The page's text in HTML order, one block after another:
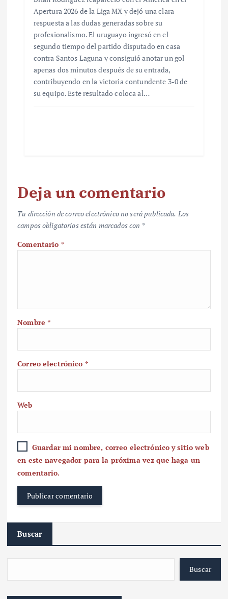
Apertura 2026 de la Liga MX y dejó una clara
respuesta a las dudas generadas sobre su
profesionalismo. El uruguayo ingresó en el
segundo tiempo del partido disputado en casa
contra Santos Laguna y consiguió anotar un gol
apenas dos minutos después de su entrada,
contribuyendo en la victoria contundente 3-0 de
su equipo. Este resultado coloca al…
Deja un comentario
Tu dirección de correo electrónico no será publicada. Los
campos obligatorios están marcados con *
Comentario *
Nombre*
Correo electrónico *
Web
Guardar mi nombre, correo electrónico y sitio web
en este navegador para la próxima vez que haga un
comentario.
Buscar
Buscar